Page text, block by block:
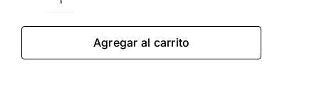
KIT
Tmat
Agregar al carrito